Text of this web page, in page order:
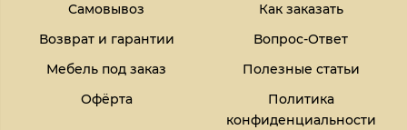
Самовывоз
Возврат и гарантии
Мебель под заказ
Офёрта
Как заказать
Вопрос-Ответ
Полезные статьи
Политика
конфиденциальности